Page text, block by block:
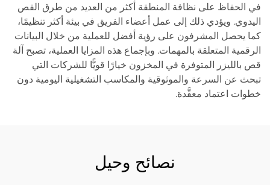
في الحفاظ على نظافة المنطقة أكثر من العديد من طرق القص
اليدوي. ويؤدي ذلك إلى عمل أعضاء الفريق في بيئة أكثر تنظيمًا،
كما يحصل المشرفون على رؤية أفضل للعملية من خلال البيانات
الرقمية المتعلقة بالمهمات. وبإجماع هذه المزايا العملية، تصبح آلة
قص بالليزر المتوفرة في المخزون خيارًا قويًّا للشركات التي
تبحث عن السرعة والموثوقية والمكاسب التشغيلية اليومية دون
خطوات اعتماد معقَّدة.
نصائح وحيل